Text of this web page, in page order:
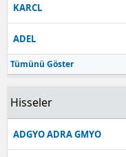
KARCL
ADEL
Tümünü Göster
Hisseler
ADGYO ADRA GMYO